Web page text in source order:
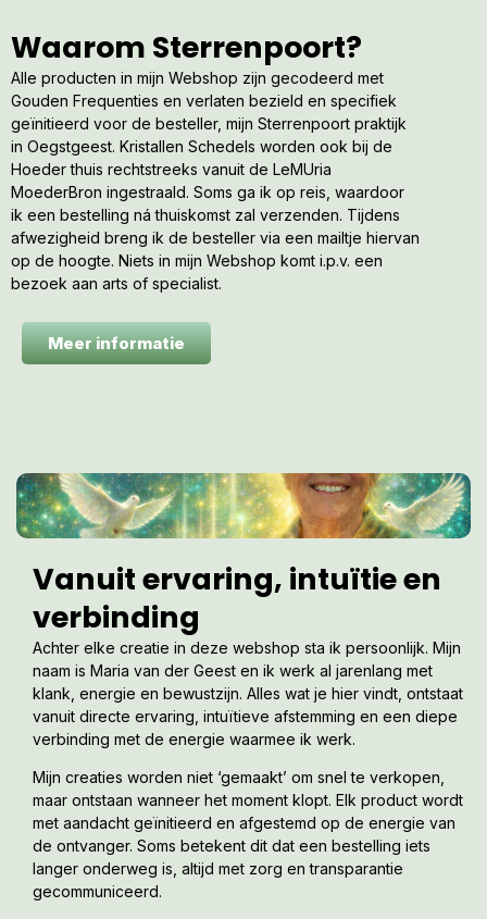
Waarom Sterrenpoort?
Alle producten in mijn Webshop zijn gecodeerd met
Gouden Frequenties en verlaten bezield en specifiek
geïnitieerd voor de besteller, mijn Sterrenpoort praktijk
in Oegstgeest. Kristallen Schedels worden ook bij de
Hoeder thuis rechtstreeks vanuit de LeMUria
MoederBron ingestraald. Soms ga ik op reis, waardoor
ik een bestelling ná thuiskomst zal verzenden. Tijdens
afwezigheid breng ik de besteller via een mailtje hiervan
op de hoogte. Niets in mijn Webshop komt i.p.v. een
bezoek aan arts of specialist.
Meer informatie
Vanuit ervaring, intuïtie en
verbinding
Achter elke creatie in deze webshop sta ik persoonlijk. Mijn
naam is Maria van der Geest en ik werk al jarenlang met
klank, energie en bewustzijn. Alles wat je hier vindt, ontstaat
vanuit directe ervaring, intuïtieve afstemming en een diepe
verbinding met de energie waarmee ik werk.
Mijn creaties worden niet ‘gemaakt’ om snel te verkopen,
maar ontstaan wanneer het moment klopt. Elk product wordt
met aandacht geïnitieerd en afgestemd op de energie van
de ontvanger. Soms betekent dit dat een bestelling iets
langer onderweg is, altijd met zorg en transparantie
gecommuniceerd.